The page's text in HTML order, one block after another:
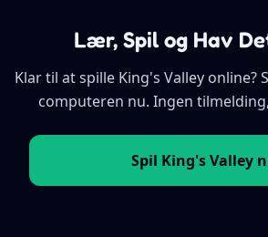
Lær, Spil og Hav
Klar til at spille King's Valley online?
computeren nu. Ingen
Spil King's Valley